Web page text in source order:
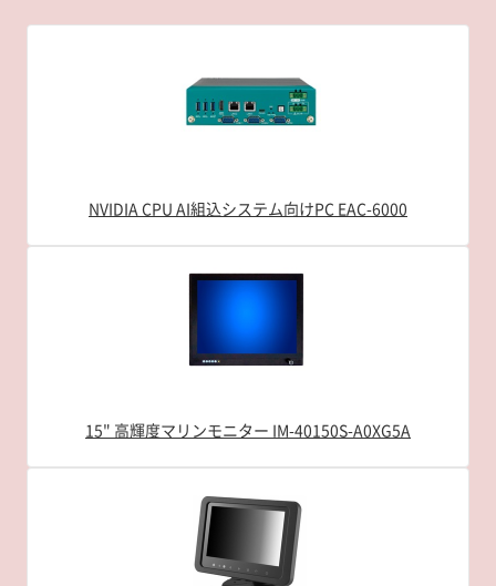
NVIDIA CPU AI組込システム向けPC EAC-6000
15" 高輝度マリンモニター IM-40150S-A0XG5A